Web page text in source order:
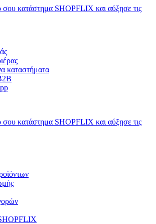
σου κατάστημα SHOPFLIX και αύξησε τις
καταστήματα
σου κατάστημα SHOPFLIX και αύξησε τις